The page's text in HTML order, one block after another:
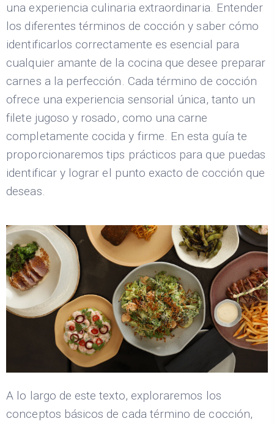
una experiencia culinaria extraordinaria. Entender
los diferentes términos de cocción y saber cómo
identificarlos correctamente es esencial para
cualquier amante de la cocina que desee preparar
carnes a la perfección. Cada término de cocción
ofrece una experiencia sensorial única, tanto un
filete jugoso y rosado, como una carne
completamente cocida y firme. En esta guía te
proporcionaremos tips prácticos para que puedas
identificar y lograr el punto exacto de cocción que
deseas.
A lo largo de este texto, exploraremos los
conceptos básicos de cada término de cocción,